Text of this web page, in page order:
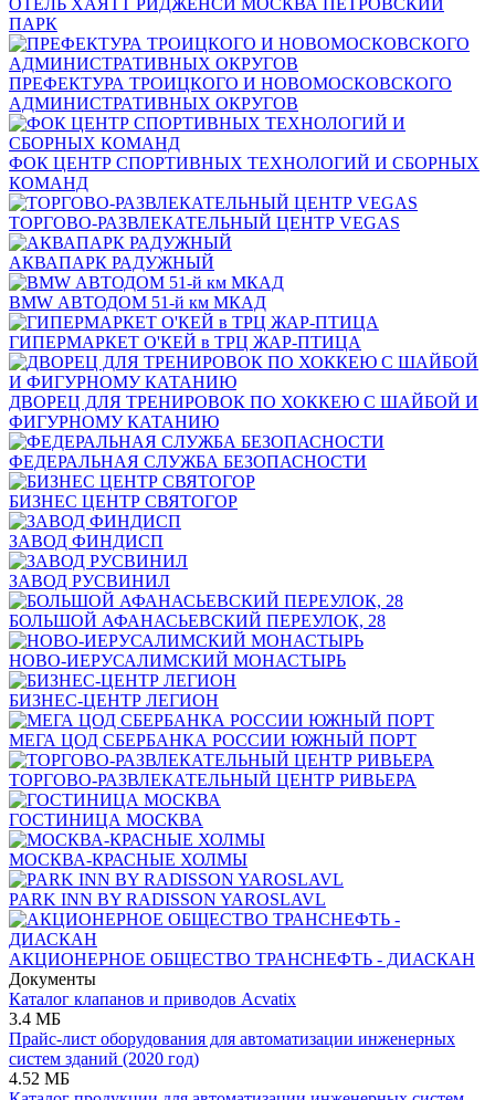
ОТЕЛЬ ХАЯТТ РИДЖЕНСИ МОСКВА ПЕТРОВСКИЙ
ПАРК
ПРЕФЕКТУРА ТРОИЦКОГО И НОВОМОСКОВСКОГО
АДМИНИСТРАТИВНЫХ ОКРУГОВ
ФОК ЦЕНТР СПОРТИВНЫХ ТЕХНОЛОГИЙ И СБОРНЫХ
КОМАНД
ТОРГОВО-РАЗВЛЕКАТЕЛЬНЫЙ ЦЕНТР VEGAS
АКВАПАРК РАДУЖНЫЙ
BMW АВТОДОМ 51-й км МКАД
ГИПЕРМАРКЕТ О'КЕЙ в ТРЦ ЖАР-ПТИЦА
ДВОРЕЦ ДЛЯ ТРЕНИРОВОК ПО ХОККЕЮ С ШАЙБОЙ И
ФИГУРНОМУ КАТАНИЮ
ФЕДЕРАЛЬНАЯ СЛУЖБА БЕЗОПАСНОСТИ
БИЗНЕС ЦЕНТР СВЯТОГОР
ЗАВОД ФИНДИСП
ЗАВОД РУСВИНИЛ
БОЛЬШОЙ АФАНАСЬЕВСКИЙ ПЕРЕУЛОК, 28
НОВО-ИЕРУСАЛИМСКИЙ МОНАСТЫРЬ
БИЗНЕС-ЦЕНТР ЛЕГИОН
МЕГА ЦОД СБЕРБАНКА РОССИИ ЮЖНЫЙ ПОРТ
ТОРГОВО-РАЗВЛЕКАТЕЛЬНЫЙ ЦЕНТР РИВЬЕРА
ГОСТИНИЦА МОСКВА
МОСКВА-КРАСНЫЕ ХОЛМЫ
PARK INN BY RADISSON YAROSLAVL
АКЦИОНЕРНОЕ ОБЩЕСТВО ТРАНСНЕФТЬ - ДИАСКАН
Документы
Каталог клапанов и приводов Acvatix
3.4 МБ
Прайс-лист оборудования для автоматизации инженерных
систем зданий (2020 год)
4.52 МБ